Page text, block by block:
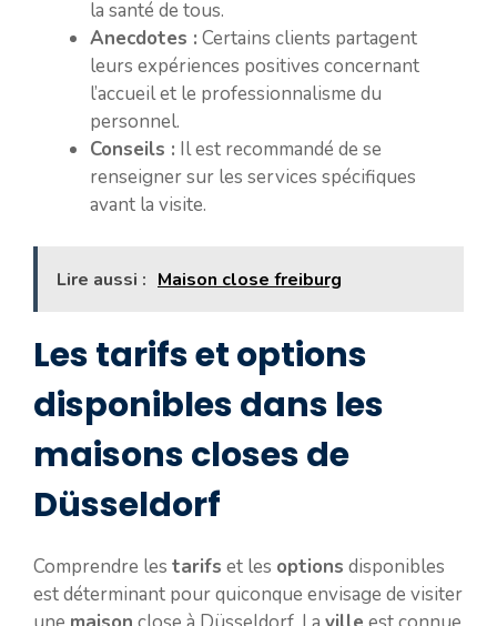
la santé de tous.
Anecdotes : Certains clients partagent
leurs expériences positives concernant
l’accueil et le professionnalisme du
personnel.
Conseils : Il est recommandé de se
renseigner sur les services spécifiques
avant la visite.
Lire aussi : Maison close freiburg
Les tarifs et options
disponibles dans les
maisons closes de
Düsseldorf
Comprendre les tarifs et les options disponibles
est déterminant pour quiconque envisage de visiter